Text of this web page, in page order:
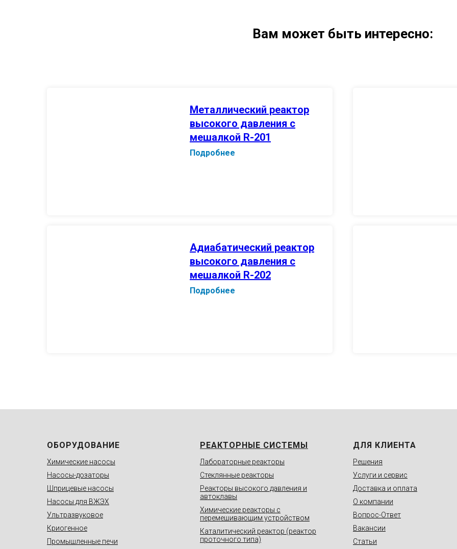
Вам может быть интересно:
Металлический реактор
высокого давления с
мешалкой R-201
Подробнее
Адиабатический реактор
высокого давления с
мешалкой R-202
Подробнее
ОБОРУДОВАНИЕ
Химические насосы
Насосы-дозаторы
Шприцевые насосы
Насосы для ВЖЭХ
Ультразвуковое
Криогенное
Промышленные печи
РЕАКТОРНЫЕ СИСТЕМЫ
Лабораторные реакторы
Стеклянные реакторы
Реакторы высокого давления и
автоклавы
Химические реакторы с
перемешивающим устройством
Каталитический реактор (реактор
проточного типа)
ДЛЯ КЛИЕНТА
Решения
Услуги и сервис
Доставка и оплата
О компании
Вопрос-Ответ
Вакансии
Статьи